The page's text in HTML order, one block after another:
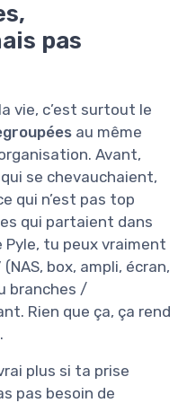
pas
vie, c’est surtout le
au même
Avant,
se chevauchaient,
qui n’est pas top
qui partaient dans
tu peux vraiment
box, ampli, écran,
branches /
Rien que ça, ça rend
plus si ta prise
pas besoin de